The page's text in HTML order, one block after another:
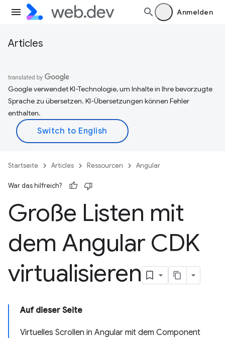
Anmelden
Articles
Google verwendet KI-Technologie, um Inhalte in Ihre bevorzugte
Sprache zu übersetzen. KI-Übersetzungen können Fehler
enthalten.
Startseite Articles Ressourcen Angular
War das hilfreich?
Große Listen mit
dem Angular CDK
virtualisieren
Auf dieser Seite
Virtuelles Scrollen in Angular mit dem Component